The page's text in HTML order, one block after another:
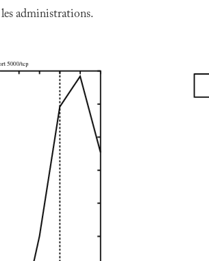
les administrations.